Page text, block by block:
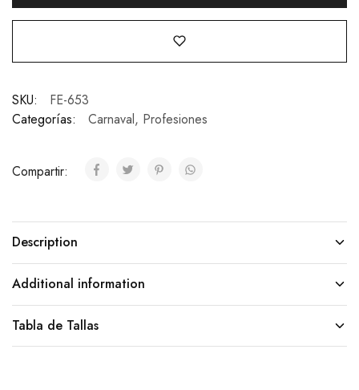
SKU:
FE-653
Categorías:
Carnaval, Profesiones
Compartir:
Description
Additional information
Tabla de Tallas